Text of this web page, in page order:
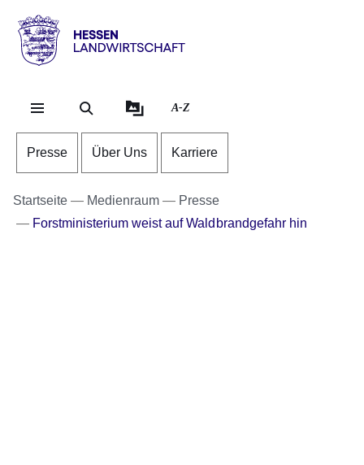
Hessen
Landwirtschaft
A-Z
Presse Über Uns Karriere
Startseite Medienraum
Presse
Forstministerium weist auf Waldbrandgefahr hin